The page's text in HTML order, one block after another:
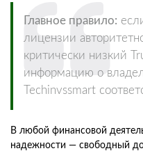
Главное правило:
лицензии
критически низкий
информацию о
Techinvssmart
В любой финансовой
надежности — свободный